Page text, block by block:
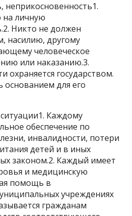
неприкосновенность1.
личную
Никто не должен
насилию, другому
человеческое
или наказанию.3.
охраняется государством.
для его
Каждому
обеспечение по
инвалидности, потери
детей и в иных
законом.2. Каждый имеет
и медицинскую
помощь в
учреждениях
гражданам